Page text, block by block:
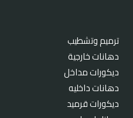
ترميم وتشطيب
دهانات خارجية
ديكورات مداخل
دهانات داخليه
ديكورات قرميد